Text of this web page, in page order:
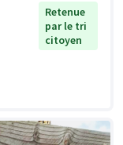
Retenue
par le tri
citoyen